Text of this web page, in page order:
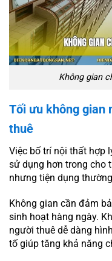
Không gian
Tối ưu không gian
thuê
Việc bố trí nội thất hợp
sử dụng hơn trong cho
nhưng tiện dụng
Không gian cần đảm
sinh hoạt hàng ngày.
người thuê dễ dàng
tố giúp tăng khả năng